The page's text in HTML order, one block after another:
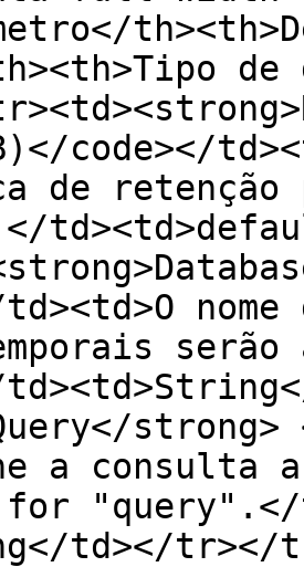
code></
de retenção
serão
strong>
a consulta
for "query".</
td></tr></